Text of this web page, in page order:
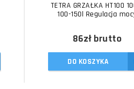
TETRA GRZAŁKA HT100
100-150l Regulacja
86złbrutto
DO KOSZYKA